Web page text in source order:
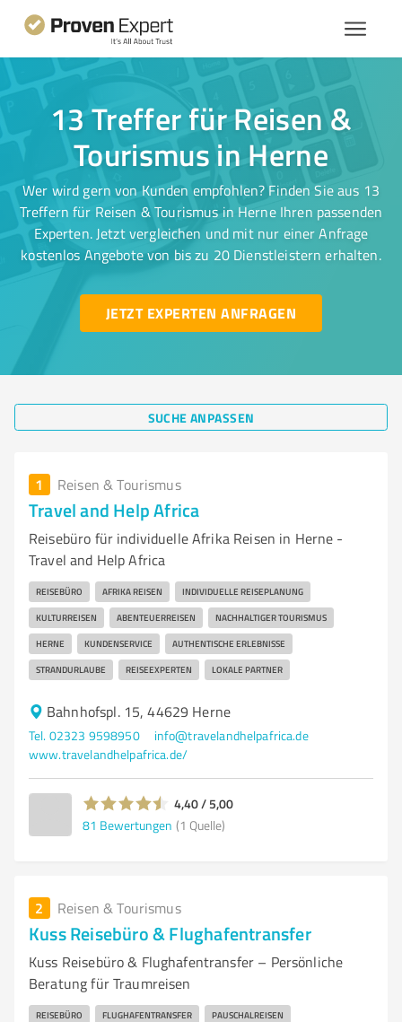
13 Treffer für Reisen &
Tourismus in Herne
Wer wird gern von Kunden empfohlen? Finden Sie aus 13
Treffern für Reisen & Tourismus in Herne Ihren passenden
Experten. Jetzt vergleichen und mit nur einer Anfrage
kostenlos Angebote von bis zu 20 Dienstleistern erhalten.
JETZT EXPERTEN ANFRAGEN
SUCHE ANPASSEN
1 Reisen & Tourismus
Travel and Help Africa
Reisebüro für individuelle Afrika Reisen in Herne -
Travel and Help Africa
REISEBÜRO AFRIKA REISEN INDIVIDUELLE REISEPLANUNG
KULTURREISEN ABENTEUERREISEN NACHHALTIGER TOURISMUS
HERNE KUNDENSERVICE AUTHENTISCHE ERLEBNISSE
STRANDURLAUBE REISEEXPERTEN LOKALE PARTNER
Bahnhofspl. 15, 44629 Herne
Tel. 02323 9598950
info@travelandhelpafrica.de
www.travelandhelpafrica.de/
4,40 / 5,00
81 Bewertungen (1 Quelle)
2 Reisen & Tourismus
Kuss Reisebüro & Flughafentransfer
Kuss Reisebüro & Flughafentransfer – Persönliche
Beratung für Traumreisen
REISEBÜRO FLUGHAFENTRANSFER PAUSCHALREISEN